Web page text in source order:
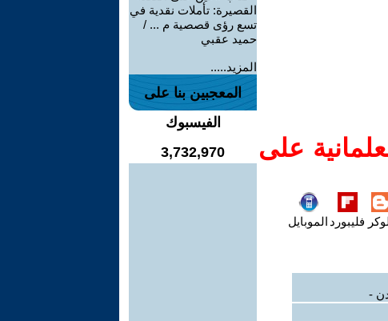
على
فليبورد الموبايل
-
القصيرة: تأملات نقدية في
تسع رؤى قصصية م ... /
حميد عقبي
المزيد.....
المعجبين بنا على
الفيسبوك
3,732,970